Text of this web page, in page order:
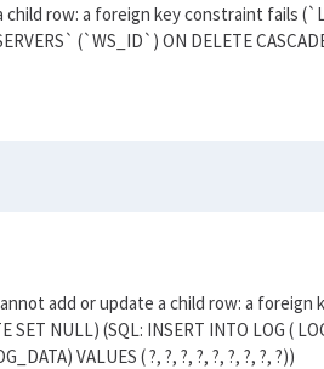
row: a foreign key constraint fails
(`WS_ID`) ON DELETE
add or update a child row: a
NULL) (SQL: INSERT INTO LOG (
VALUES ( ?, ?, ?, ?, ?, ?, ?, ?, ?))